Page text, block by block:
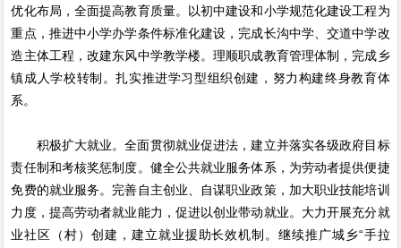
优化布局，全面提高教育质量。以初中建设和小学规范化建设工程为
重点，推进中小学办学条件标准化建设，完成长沟中学、交道中学改
造主体工程，改建东风中学教学楼。理顺职成教育管理体制，完成乡
镇成人学校转制。扎实推进学习型组织创建，努力构建终身教育体
系。
积极扩大就业。全面贯彻就业促进法，建立并落实各级政府目标
责任制和考核奖惩制度。健全公共就业服务体系，为劳动者提供便捷
免费的就业服务。完善自主创业、自谋职业政策，加大职业技能培训
力度，提高劳动者就业能力，促进以创业带动就业。大力开展充分就
业社区（村）创建，建立就业援助长效机制。继续推广城乡“手拉